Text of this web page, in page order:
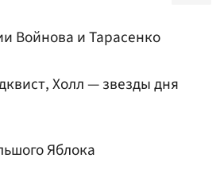
Войнова и Тарасенко
Холл — звезды дня
Яблока